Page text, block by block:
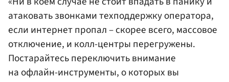
атаковать звонками техподдержку оператора,
если интернет пропал – скорее всего, массовое
отключение, и колл-центры перегружены.
Постарайтесь переключить внимание
на офлайн-инструменты, о которых вы